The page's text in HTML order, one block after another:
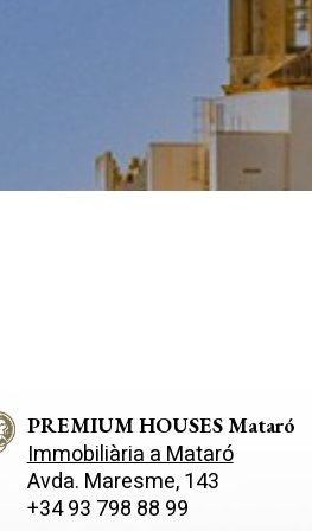
PREMIUM HOUSES Mataró
Immobiliària a Mataró
Avda. Maresme, 143
+34 93 798 88 99